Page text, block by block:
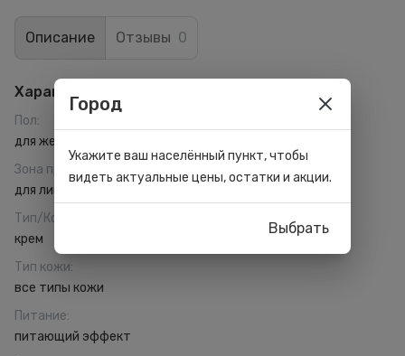
Описание Отзывы 0
Характеристики
Пол:
для женщин
Зона применения
для лица
Тип/Консистенция
крем
Тип кожи:
все типы кожи
Питание:
питающий эффект
Город
Укажите ваш населённый пункт, чтобы
видеть актуальные цены, остатки и акции.
Выбрать